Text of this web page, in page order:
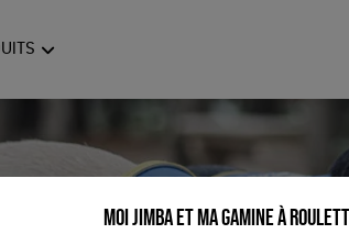
PAPETERIE
Moi Jimba et ma gamine à